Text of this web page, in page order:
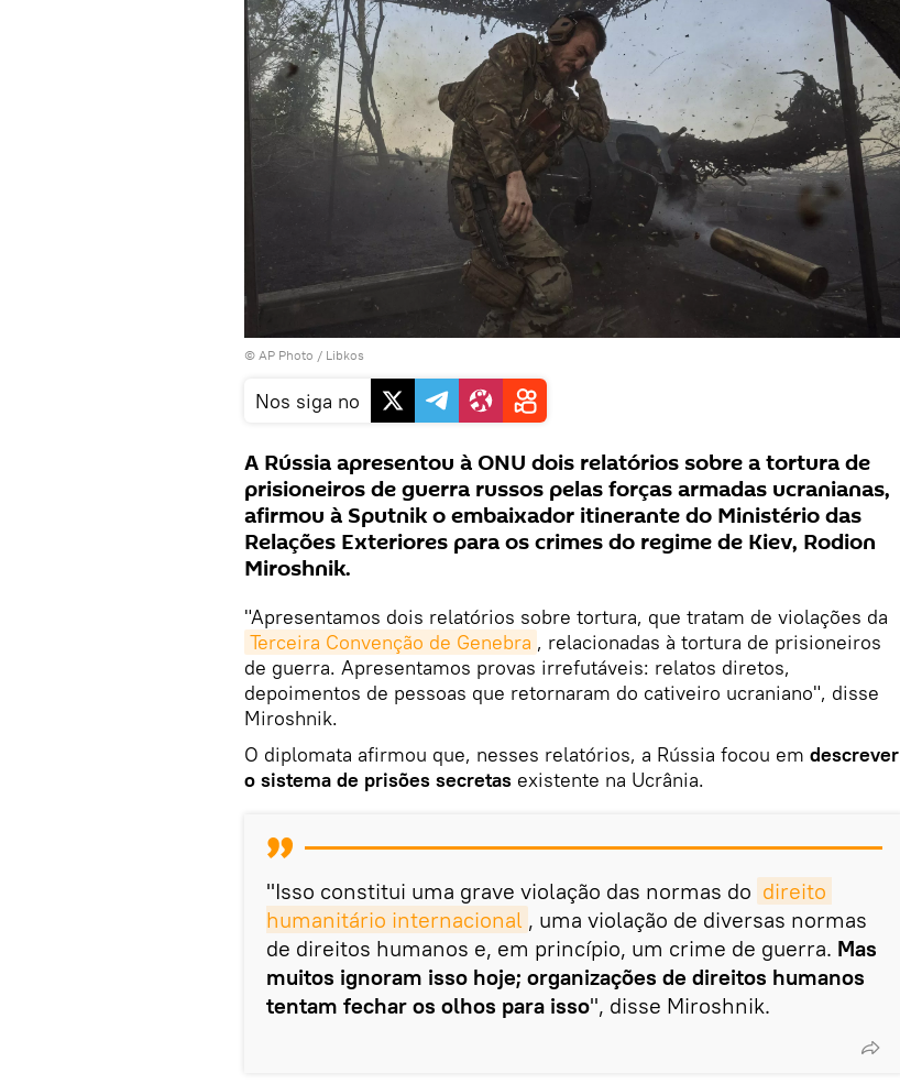
© AP Photo / Libkos
Nos siga no
A Rússia apresentou à ONU dois relatórios sobre a tortura de
prisioneiros de guerra russos pelas forças armadas ucranianas,
afirmou à Sputnik o embaixador itinerante do Ministério das
Relações Exteriores para os crimes do regime de Kiev, Rodion
Miroshnik.
"Apresentamos dois relatórios sobre tortura, que tratam de violações da
Terceira Convenção de Genebra , relacionadas à tortura de prisioneiros
de guerra. Apresentamos provas irrefutáveis: relatos diretos,
depoimentos de pessoas que retornaram do cativeiro ucraniano", disse
Miroshnik.
O diplomata afirmou que, nesses relatórios, a Rússia focou em descrever
o sistema de prisões secretas existente na Ucrânia.
"Isso constitui uma grave violação das normas do direito
humanitário internacional , uma violação de diversas normas
de direitos humanos e, em princípio, um crime de guerra. Mas
muitos ignoram isso hoje; organizações de direitos humanos
tentam fechar os olhos para isso", disse Miroshnik.